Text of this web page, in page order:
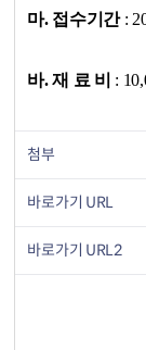
마. 접수기간:
바. 재 료 비 :
첨부
바로가기 URL
바로가기 URL2